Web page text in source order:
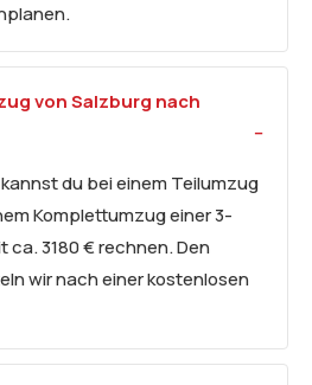
von Salzburg nach
du bei einem Teilumzug
Komplettumzug einer 3-
ca. 3180 € rechnen. Den
wir nach einer kostenlosen